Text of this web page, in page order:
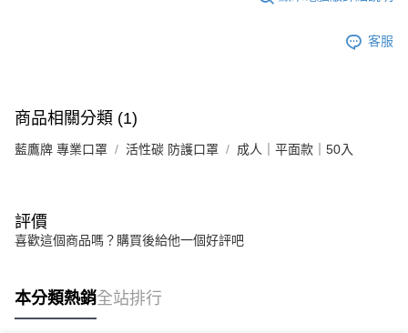
客服
商品相關分類 (1)
藍鷹牌 專業口罩 活性碳 防護口罩 成人｜平面款｜50入
評價
喜歡這個商品嗎？購買後給他一個好評吧
本分類熱銷全站排行